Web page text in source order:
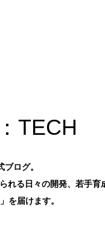
TECH
ログ。
る日々の開発、若手育
を届けます。